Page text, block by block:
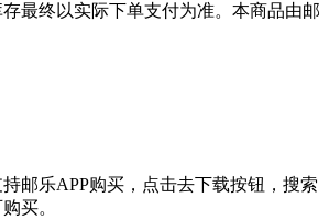
最终以实际下单支付为准。本商品由邮
邮乐APP购买，点击去下载按钮，搜索
买。